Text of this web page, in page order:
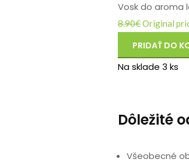
Vosk do aroma
8.90€Original
PRIDAŤ DO
Na sklade 3 ks
Dôležité
Všeobecné